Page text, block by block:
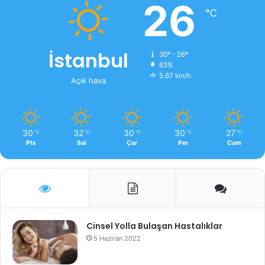
İstanbul
Açık hava
26 ℃
30º - 26º
63%
5.67 km/h
30 ℃
Pts
32 ℃
Sal
30 ℃
Çar
30 ℃
Per
27 ℃
Cum
Cinsel Yolla Bulaşan Hastalıklar
5 Haziran 2022